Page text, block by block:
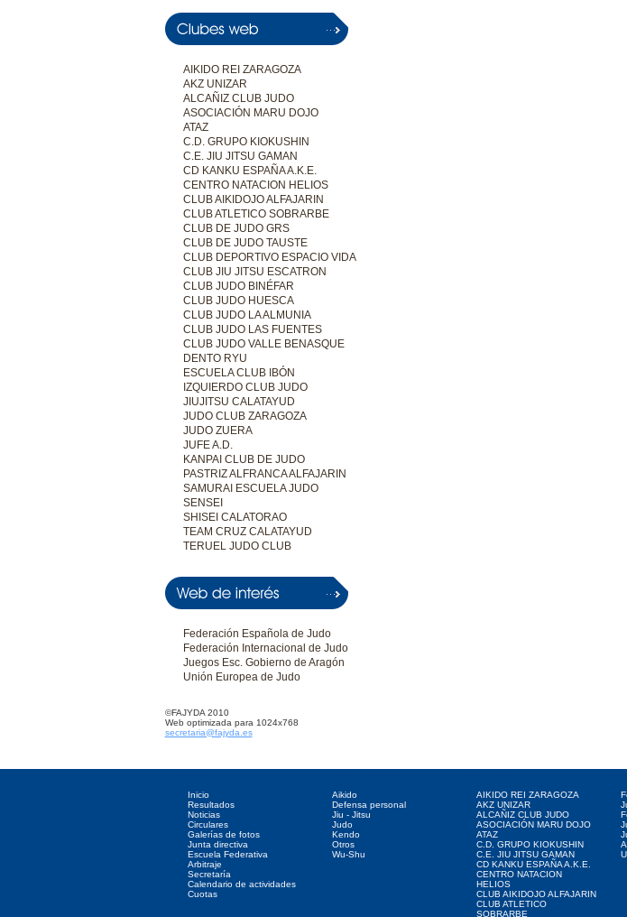
AIKIDO REI ZARAGOZA
AKZ UNIZAR
ALCAÑIZ CLUB JUDO
ASOCIACIÓN MARU DOJO
ATAZ
C.D. GRUPO KIOKUSHIN
C.E. JIU JITSU GAMAN
CD KANKU ESPAÑA A.K.E.
CENTRO NATACION HELIOS
CLUB AIKIDOJO ALFAJARIN
CLUB ATLETICO SOBRARBE
CLUB DE JUDO GRS
CLUB DE JUDO TAUSTE
CLUB DEPORTIVO ESPACIO VIDA
CLUB JIU JITSU ESCATRON
CLUB JUDO BINÉFAR
CLUB JUDO HUESCA
CLUB JUDO LA ALMUNIA
CLUB JUDO LAS FUENTES
CLUB JUDO VALLE BENASQUE
DENTO RYU
ESCUELA CLUB IBÓN
IZQUIERDO CLUB JUDO
JIUJITSU CALATAYUD
JUDO CLUB ZARAGOZA
JUDO ZUERA
JUFE A.D.
KANPAI CLUB DE JUDO
PASTRIZ ALFRANCA ALFAJARIN
SAMURAI ESCUELA JUDO
SENSEI
SHISEI CALATORAO
TEAM CRUZ CALATAYUD
TERUEL JUDO CLUB
Federación Española de Judo
Federación Internacional de Judo
Juegos Esc. Gobierno de Aragón
Unión Europea de Judo
©FAJYDA 2010
Web optimizada para 1024x768
secretaria@fajyda.es
Inicio
Resultados
Noticias
Circulares
Galerías de fotos
Junta directiva
Escuela Federativa
Arbitraje
Secretaría
Calendario de actividades
Cuotas
Aikido
Defensa personal
Jiu - Jitsu
Judo
Kendo
Otros
Wu-Shu
AIKIDO REI ZARAGOZA
AKZ UNIZAR
ALCAÑIZ CLUB JUDO
ASOCIACIÓN MARU DOJO
ATAZ
C.D. GRUPO KIOKUSHIN
C.E. JIU JITSU GAMAN
CD KANKU ESPAÑA A.K.E.
CENTRO NATACION
HELIOS
CLUB AIKIDOJO ALFAJARIN
CLUB ATLETICO
SOBRARBE